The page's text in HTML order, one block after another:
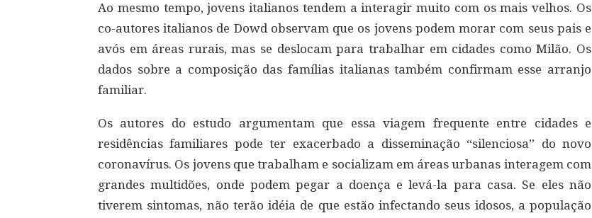
Ao mesmo tempo, jovens italianos tendem a interagir muito com os mais velhos. Os
co-autores italianos de Dowd observam que os jovens podem morar com seus pais e
avós em áreas rurais, mas se deslocam para trabalhar em cidades como Milão. Os
dados sobre a composição das famílias italianas também confirmam esse arranjo
familiar.
Os autores do estudo argumentam que essa viagem frequente entre cidades e
residências familiares pode ter exacerbado a disseminação “silenciosa” do novo
coronavírus. Os jovens que trabalham e socializam em áreas urbanas interagem com
grandes multidões, onde podem pegar a doença e levá-la para casa. Se eles não
tiverem sintomas, não terão idéia de que estão infectando seus idosos, a população